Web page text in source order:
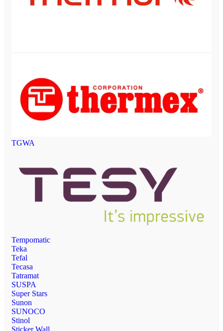
TGWA
Tempomatic
Teka
Tefal
Tecasa
Tatramat
SUSPA
Super Stars
Sunon
SUNOCO
Stinol